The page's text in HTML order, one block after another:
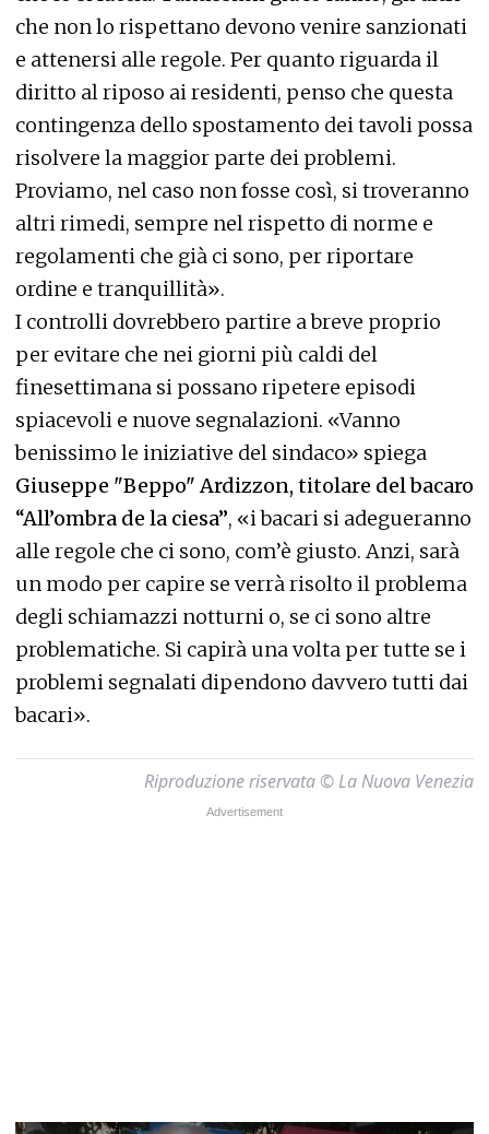
che non lo rispettano devono venire sanzionati
e attenersi alle regole. Per quanto riguarda il
diritto al riposo ai residenti, penso che questa
contingenza dello spostamento dei tavoli possa
risolvere la maggior parte dei problemi.
Proviamo, nel caso non fosse così, si troveranno
altri rimedi, sempre nel rispetto di norme e
regolamenti che già ci sono, per riportare
ordine e tranquillità».
I controlli dovrebbero partire a breve proprio
per evitare che nei giorni più caldi del
finesettimana si possano ripetere episodi
spiacevoli e nuove segnalazioni. «Vanno
benissimo le iniziative del sindaco» spiega
Giuseppe "Beppo" Ardizzon, titolare del bacaro
“All’ombra de la ciesa”, «i bacari si adegueranno
alle regole che ci sono, com’è giusto. Anzi, sarà
un modo per capire se verrà risolto il problema
degli schiamazzi notturni o, se ci sono altre
problematiche. Si capirà una volta per tutte se i
problemi segnalati dipendono davvero tutti dai
bacari». ​​​​​​
Riproduzione riservata © La Nuova Venezia